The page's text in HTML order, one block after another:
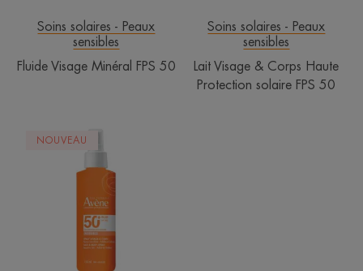
Soins solaires - Peaux
sensibles
Fluide Visage Minéral FPS 50
Soins solaires - Peaux
sensibles
Lait Visage & Corps Haute
Protection solaire FPS 50
Spray
Solaire
Visage
Corps
Haute
Protection
FPS
NOUVEAU